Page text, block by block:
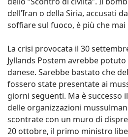
dell’Iran o della Siria, accusati
soffiare sul fuoco, è più che
La crisi provocata il 30
Jyllands Postem avrebbe
danese. Sarebbe bastato che
fossero state presentate ai
giorni seguenti. Ma è successo
delle organizzazioni
scontrate con un muro di
20 ottobre, il primo ministro